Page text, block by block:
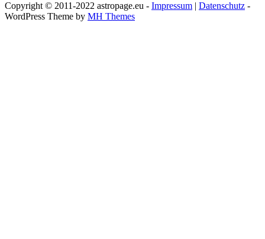
Copyright © 2011-2022 astropage.eu - Impressum | Datenschutz -
WordPress Theme by MH Themes